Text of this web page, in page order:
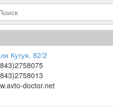
Кутуя, 82/2
doctor.net